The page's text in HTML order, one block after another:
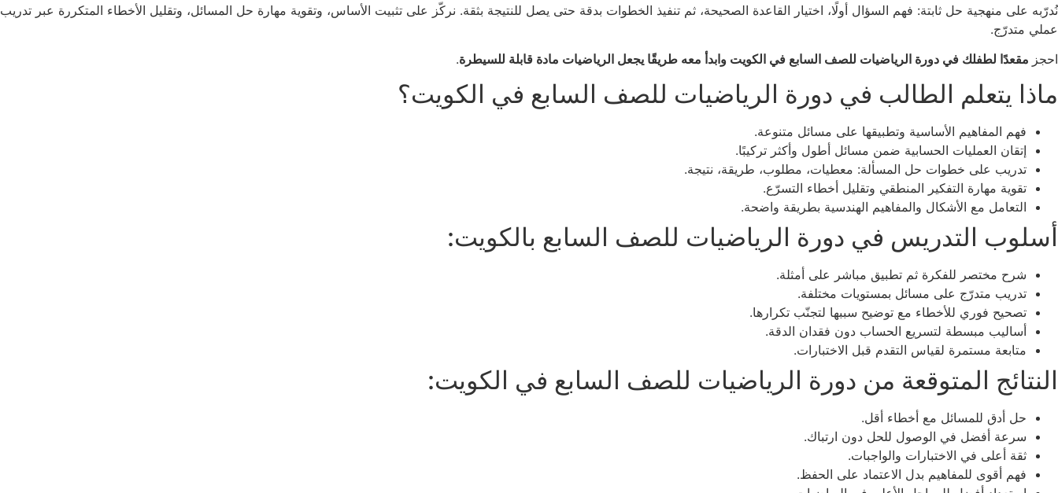
نُدرّبه على منهجية حل ثابتة: فهم السؤال أولًا، اختيار القاعدة الصحيحة، ثم تنفيذ الخطوات بدقة حتى يصل للنتيجة بثقة. نركّز على تثبيت الأساس، وتقوية مهارة حل المسائل، وتقليل الأخطاء المتكررة عبر تدريب
عملي متدرّج.
احجز مقعدًا لطفلك في دورة الرياضيات للصف السابع في الكويت وابدأ معه طريقًا يجعل الرياضيات مادة قابلة للسيطرة.
ماذا يتعلم الطالب في دورة الرياضيات للصف السابع في الكويت؟
فهم المفاهيم الأساسية وتطبيقها على مسائل متنوعة.
إتقان العمليات الحسابية ضمن مسائل أطول وأكثر تركيبًا.
تدريب على خطوات حل المسألة: معطيات، مطلوب، طريقة، نتيجة.
تقوية مهارة التفكير المنطقي وتقليل أخطاء التسرّع.
التعامل مع الأشكال والمفاهيم الهندسية بطريقة واضحة.
أسلوب التدريس في دورة الرياضيات للصف السابع بالكويت:
شرح مختصر للفكرة ثم تطبيق مباشر على أمثلة.
تدريب متدرّج على مسائل بمستويات مختلفة.
تصحيح فوري للأخطاء مع توضيح سببها لتجنّب تكرارها.
أساليب مبسطة لتسريع الحساب دون فقدان الدقة.
متابعة مستمرة لقياس التقدم قبل الاختبارات.
النتائج المتوقعة من دورة الرياضيات للصف السابع في الكويت:
حل أدق للمسائل مع أخطاء أقل.
سرعة أفضل في الوصول للحل دون ارتباك.
ثقة أعلى في الاختبارات والواجبات.
فهم أقوى للمفاهيم بدل الاعتماد على الحفظ.